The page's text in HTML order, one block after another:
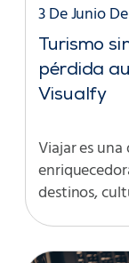
Turismo
pérdida
Visualfy
3 De Junio
Viajar es una
destinos,